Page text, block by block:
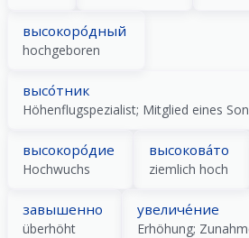
высокоро́дный
hochgeboren
высо́тник
высокоро́дие
Hochwuchs
высокова́то
ziemlich hoch
завышенно
überhöht
увеличе́ние
Erhöhung;